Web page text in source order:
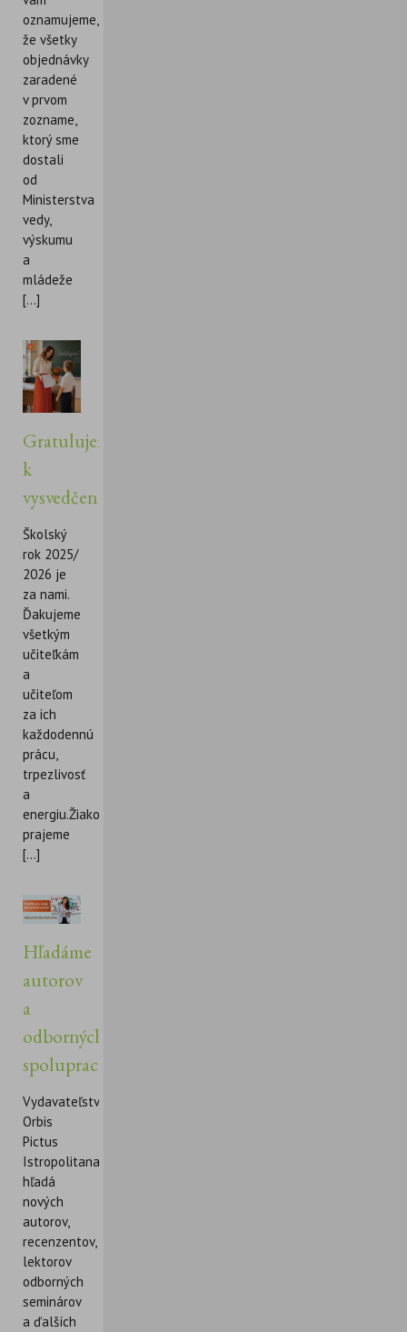
oznamujeme,
že všetky
objednávky
zaradené
v prvom
zozname,
ktorý sme
dostali
od
Ministerstva
vedy,
výskumu
a
mládeže
[...]
Gratulujeme
k
vysvedčeniu!
Školský
rok 2025/
2026 je
za nami.
Ďakujeme
všetkým
učiteľkám
a
učiteľom
za ich
každodennú
prácu,
trpezlivosť
a
energiu.Žiakom
prajeme
[...]
Hľadáme
autorov
a
odborných
spolupracovníkov
Vydavateľstvo
Orbis
Pictus
Istropolitana
hľadá
nových
autorov,
recenzentov,
lektorov
odborných
seminárov
a ďalších